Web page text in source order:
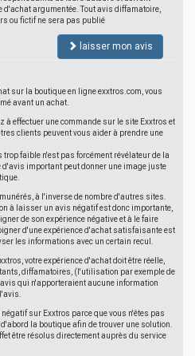
d'achat argumentée. Tout avis diffamatoire,
ou fictif ne sera pas publié
laisser mon avis
sur la boutique en ligne exxtros.com, vous
avant un achat.
à effectuer une commande sur le site Exxtros et
clients peuvent vous aider à prendre une
trop faible n'est pas forcément révélateur de la
important peut donner une image juste
à l'inverse de nombre d'autres sites.
à laisser un avis négatif est donc importante,
de son expérience négative et à le faire
d'une expérience d'achat satisfaisante est
les informations avec un certain recul.
votre expérience d'achat doit être réelle,
diffamatoires, (l'utilisation par exemple de
qui n'apporteraient aucune information
sur Exxtros parce que vous n'êtes pas
la boutique afin de trouver une solution.
être résolus directement auprès du service